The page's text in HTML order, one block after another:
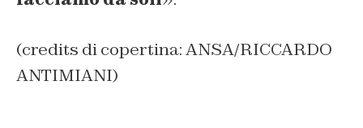
(credits di copertina: ANSA/RICCARDO
ANTIMIANI)